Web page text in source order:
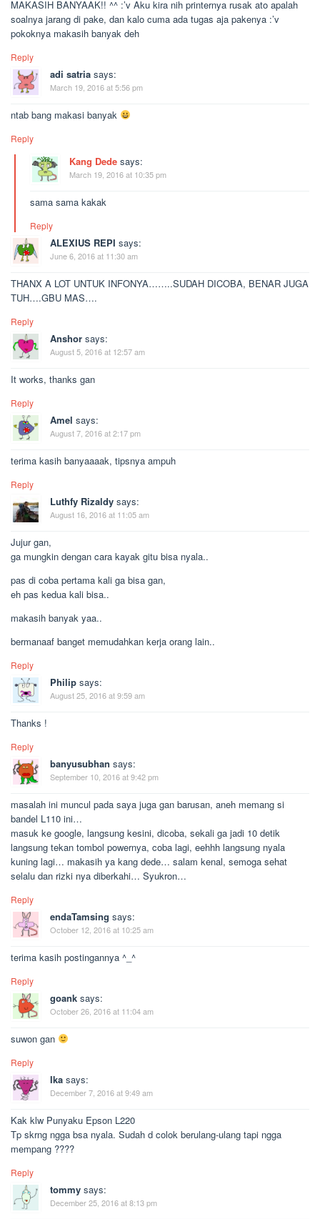
MAKASIH BANYAAK!! ^^ :’v Aku kira nih printernya rusak ato apalah
soalnya jarang di pake, dan kalo cuma ada tugas aja pakenya :’v
pokoknya makasih banyak deh
Reply
adi satria says:
March 19, 2016 at 5:56 pm
ntab bang makasi banyak
Reply
Kang Dede says:
March 19, 2016 at 10:35 pm
sama sama kakak
Reply
ALEXIUS REPI says:
June 6, 2016 at 11:30 am
THANX A LOT UNTUK INFONYA……..SUDAH DICOBA, BENAR JUGA
TUH….GBU MAS….
Reply
Anshor says:
August 5, 2016 at 12:57 am
It works, thanks gan
Reply
Amel says:
August 7, 2016 at 2:17 pm
terima kasih banyaaaak, tipsnya ampuh
Reply
Luthfy Rizaldy says:
August 16, 2016 at 11:05 am
Jujur gan,
ga mungkin dengan cara kayak gitu bisa nyala..
pas di coba pertama kali ga bisa gan,
eh pas kedua kali bisa..
makasih banyak yaa..
bermanaaf banget memudahkan kerja orang lain..
Reply
Philip says:
August 25, 2016 at 9:59 am
Thanks !
Reply
banyusubhan says:
September 10, 2016 at 9:42 pm
masalah ini muncul pada saya juga gan barusan, aneh memang si
bandel L110 ini…
masuk ke google, langsung kesini, dicoba, sekali ga jadi 10 detik
langsung tekan tombol powernya, coba lagi, eehhh langsung nyala
kuning lagi… makasih ya kang dede… salam kenal, semoga sehat
selalu dan rizki nya diberkahi… Syukron…
Reply
endaTamsing says:
October 12, 2016 at 10:25 am
terima kasih postingannya ^_^
Reply
goank says:
October 26, 2016 at 11:04 am
suwon gan
Reply
Ika says:
December 7, 2016 at 9:49 am
Kak klw Punyaku Epson L220
Tp skrng ngga bsa nyala. Sudah d colok berulang-ulang tapi ngga
mempang ????
Reply
tommy says:
December 25, 2016 at 8:13 pm